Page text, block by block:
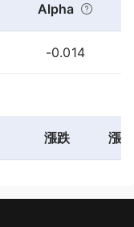
Alpha
-0.014
漲跌 漲